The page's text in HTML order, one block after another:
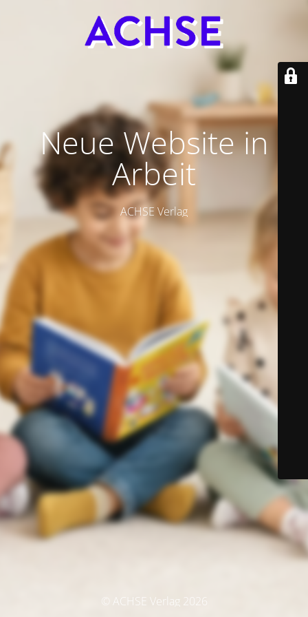
Neue Website in
Arbeit
ACHSE Verlag
© ACHSE Verlag 2026